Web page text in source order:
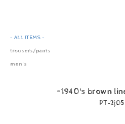
- ALL ITEMS -
trousers/pants
men's
~1940's brown
PT-